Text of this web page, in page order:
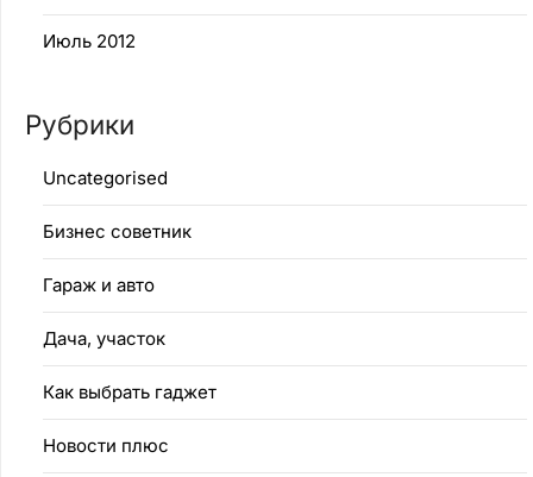
Июль 2012
Рубрики
Uncategorised
Бизнес советник
Гараж и авто
Дача, участок
Как выбрать гаджет
Новости плюс